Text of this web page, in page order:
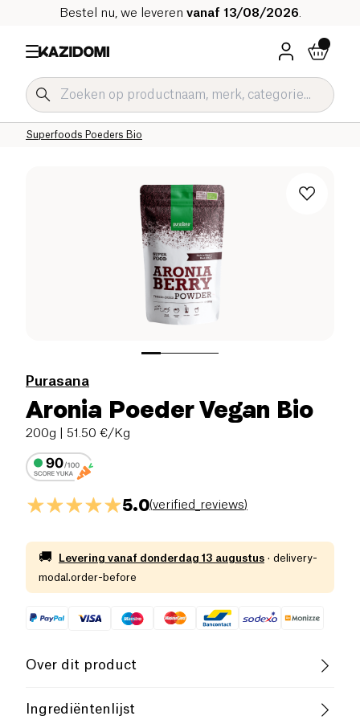
Bestel nu, we leveren vanaf 13/08/2026
Superfoods Poeders Bio
Superfoods en Welzijnsdranken Bio
Onze biologische catalogus
Home
Purasana
Aronia Poeder Vegan Bio
200g | 51.50 €/Kg
5.0(verified_reviews)
🚚 Levering vanaf donderdag 13 augustus · delivery-
modal.order-before
Over dit product
Vegan Lactosevrij (ingrediënten)
Ingrediëntenlijst